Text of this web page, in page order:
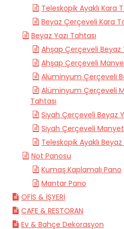
Teleskopik Ayaklı Kara
Beyaz Çerçeveli Kara
Beyaz Yazı Tahtası
Ahşap Çerçeveli Beyaz
Ahşap Çerçeveli
Alüminyum Çerçeveli
Alüminyum Çerçeveli
Tahtası
Siyah Çerçeveli Beyaz
Siyah Çerçeveli
Teleskopik Ayaklı Beyaz
Not Panosu
Kumaş Kaplamalı Pano
Mantar Pano
OFİS & İŞYERİ
CAFE & RESTORAN
Ev & Bahçe Dekorasyon